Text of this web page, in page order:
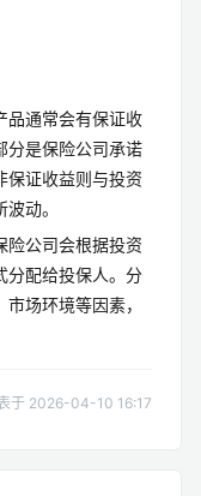
品通常会有保证收
分是保险公司承诺
保证收益则与投资
动。
险公司会根据投资
分配给投保人。分
场环境等因素，
于 2026-04-10 16:17